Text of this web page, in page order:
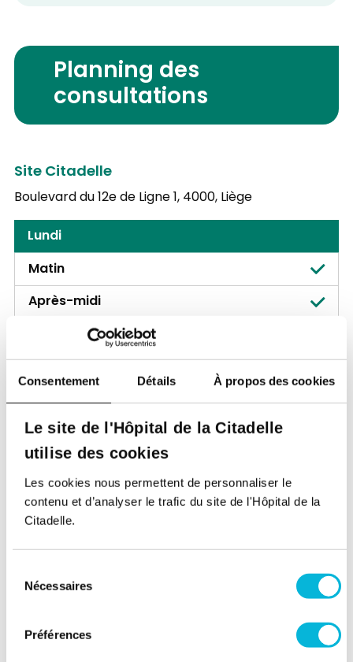
Consentement Détails À propos des cookies
Le site de l'Hôpital de la Citadelle
utilise des cookies
Les cookies nous permettent de personnaliser le
contenu et d’analyser le trafic du site de l'Hôpital de la
Citadelle.
Nécessaires
Préférences
Planning des
consultations
Site Citadelle
Boulevard du 12e de Ligne 1,4000, Liège
Lundi
Matin
Après-midi
Après-midi
Mercredi
Après-midi
Vendredi